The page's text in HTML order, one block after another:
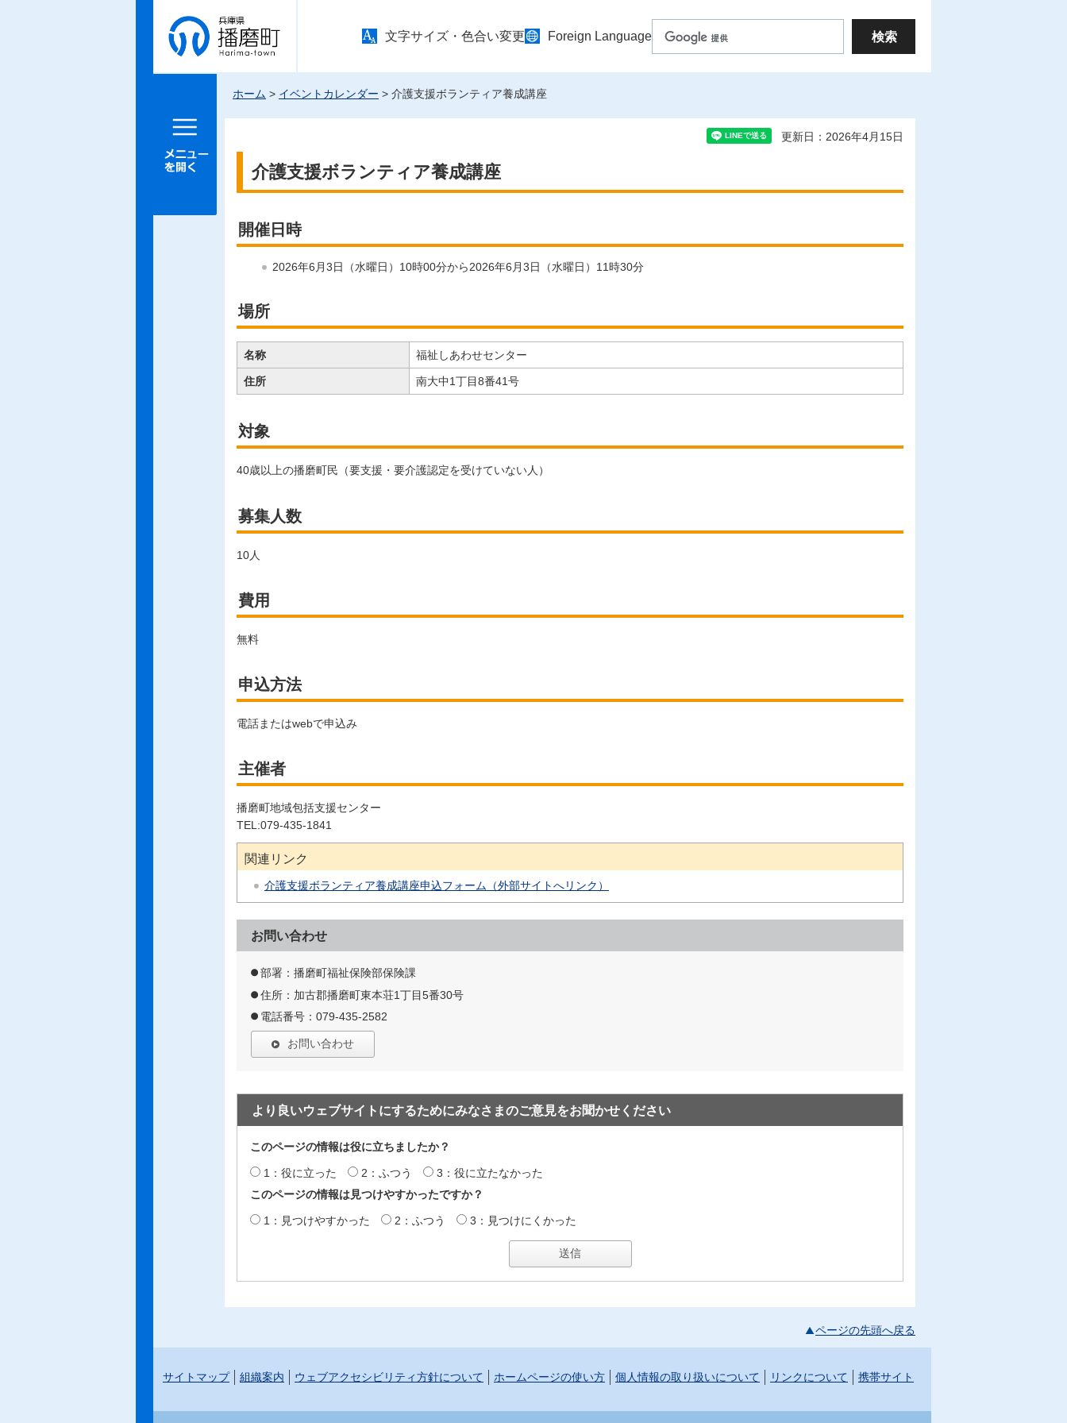
兵庫県 播
磨町
文字サイズ・色合い変更 Foreign Language
メニュー
ホーム > イベントカレンダー > 介護支援ボランティア養成講座
更新日：2026年4月15日
介護支援ボランティア養成講座
開催日時
2026年6月3日（水曜日）10時00分から2026年6月3日（水曜日）11時30分
場所
名称 福祉しあわせセンター
住所 南大中1丁目8番41号
対象
40歳以上の播磨町民（要支援・要介護認定を受けていない人）
募集人数
10人
費用
無料
申込方法
電話またはwebで申込み
主催者
播磨町地域包括支援センター
TEL:079-435-1841
関連リンク
介護支援ボランティア養成講座申込フォーム（外部サイトへリンク）
お問い合わせ
部署：播磨町福祉保険部保険課
住所：加古郡播磨町東本荘1丁目5番30号
電話番号：079-435-2582
お問い合わせ
より良いウェブサイトにするためにみなさまのご意見をお聞かせください
このページの情報は役に立ちましたか？
1：役に立った 2：ふつう
3：役に立たなかった
このページの情報は見つけやすかったですか？
1：見つけやすかった 2：ふつう 3：見つけにくかった
ページの先頭へ戻る
サイトマップ 組織案内 ウェブアクセシビリティ方針について ホームページの使い方 個人情報の取り扱いについて リンクについて 携帯サイト